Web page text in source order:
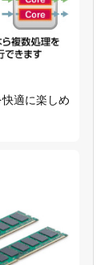
適に楽しめ